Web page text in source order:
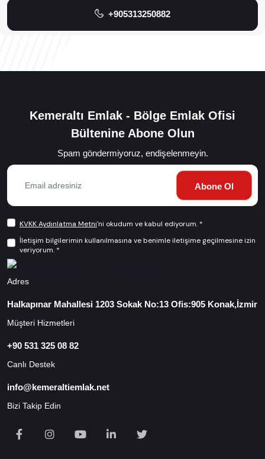
+905313250882
Kemeraltı Emlak - Bölge Emlak Ofisi
Bültenine Abone Olun
Spam göndermiyoruz, endişelenmeyin.
Abone Ol
KVKK Aydınlatma Metni'ni okudum ve kabul ediyorum. *
İletişim bilgilerimin kullanılmasına ve benimle iletişime geçilmesine izin
veriyorum. *
Adres
Halkapınar Mahallesi 1203 Sokak No:13 Ofis:905 Konak,İzmir
Müşteri Hizmetleri
+90 531 325 08 82
Canlı Destek
info@kemeraltiemlak.net
Bizi Takip Edin